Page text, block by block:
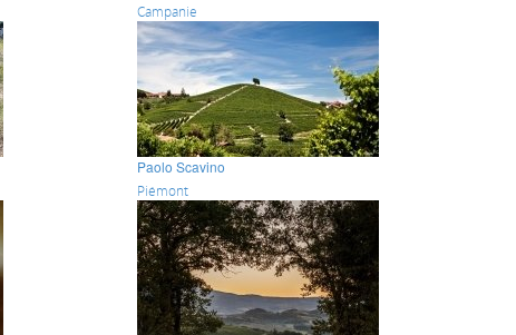
Campanie
Paolo Scavino
Piémont